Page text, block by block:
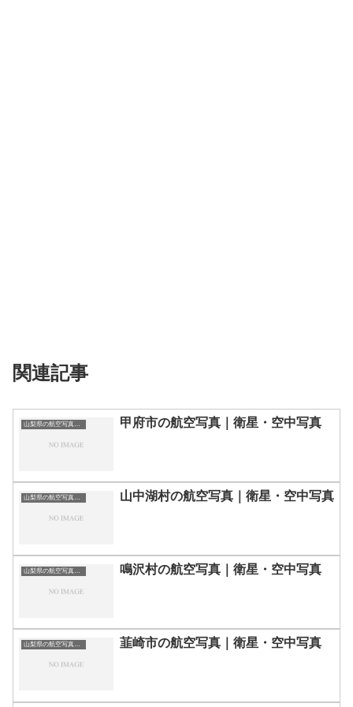
関連記事
山梨県の航空写真・空中写真 甲府市の航空写真｜衛星・空中写真
山梨県の航空写真・空中写真 山中湖村の航空写真｜衛星・空中写真
山梨県の航空写真・空中写真 鳴沢村の航空写真｜衛星・空中写真
山梨県の航空写真・空中写真 韮崎市の航空写真｜衛星・空中写真